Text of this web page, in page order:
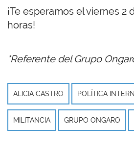
¡Te esperamos el viernes 2
horas!
*Referente del Grupo
ALICIA CASTRO POLÍTICA
MILITANCIA GRUPO ONGARO